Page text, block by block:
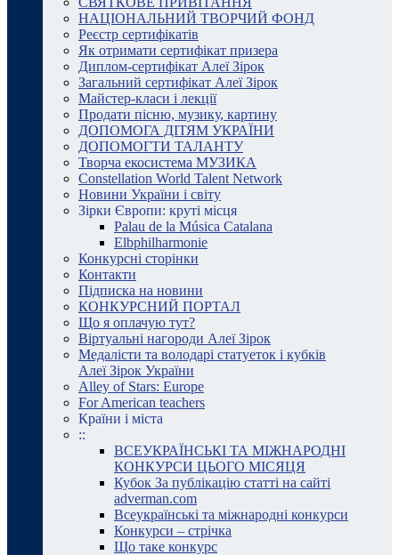
НАЦІОНАЛЬНИЙ ТВОРЧИЙ ФОНД
Реєстр сертифікатів
Як отримати сертифікат призера
Диплом-сертифікат Алеї Зірок
Загальний сертифікат Алеї Зірок
Майстер-класи і лекції
Продати пісню, музику, картину
ДОПОМОГА ДІТЯМ УКРАЇНИ
ДОПОМОГТИ ТАЛАНТУ
Творча екосистема МУЗИКА
Constellation World Talent Network
Новини України і світу
Зірки Європи: круті місця
Palau de la Música Catalana
Elbphilharmonie
Конкурсні сторінки
Контакти
Підписка на новини
КОНКУРСНИЙ ПОРТАЛ
Що я оплачую тут?
Віртуальні нагороди Алеї Зірок
Медалісти та володарі статуеток і кубків
Алеї Зірок України
Alley of Stars: Europe
For American teachers
Країни і міста
::
ВСЕУКРАЇНСЬКІ ТА МІЖНАРОДНІ
КОНКУРСИ ЦЬОГО МІСЯЦЯ
Кубок За публікацію статті на сайті
adverman.com
Всеукраїнські та міжнародні конкурси
Конкурси – стрічка
Що таке конкурс